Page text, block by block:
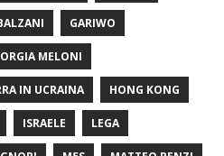
GARIWO
MELONI
IN UCRAINA HONG KONG
ISRAELE LEGA